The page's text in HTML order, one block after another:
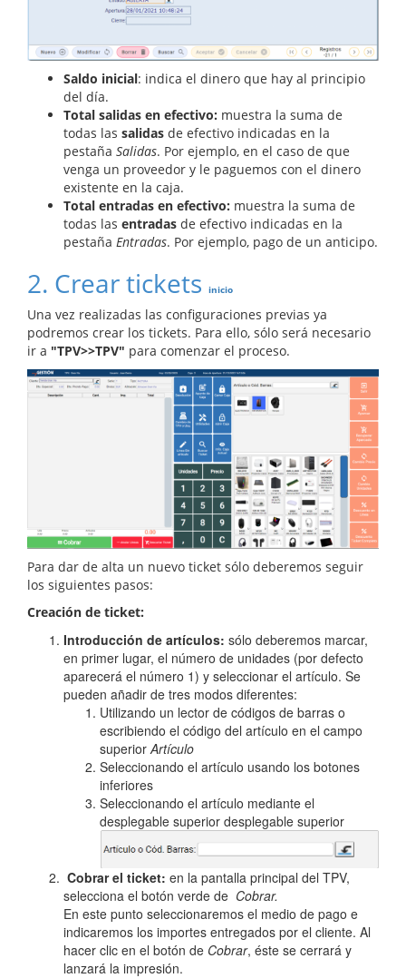
Saldo inicial: indica el dinero que hay al principio
del día.
Total salidas en efectivo: muestra la suma de
todas las salidas de efectivo indicadas en la
pestaña Salidas. Por ejemplo, en el caso de que
venga un proveedor y le paguemos con el dinero
existente en la caja.
Total entradas en efectivo: muestra la suma de
todas las entradas de efectivo indicadas en la
pestaña Entradas. Por ejemplo, pago de un anticipo.
2. Crear tickets inicio
Una vez realizadas las configuraciones previas ya
podremos crear los tickets. Para ello, sólo será necesario
ir a "TPV>>TPV" para comenzar el proceso.
Para dar de alta un nuevo ticket sólo deberemos seguir
los siguientes pasos:
Creación de ticket:
Introducción de artículos: sólo deberemos marcar,
en primer lugar, el número de unidades (por defecto
aparecerá el número 1) y seleccionar el artículo. Se
pueden añadir de tres modos diferentes:
Utilizando un lector de códigos de barras o
escribiendo el código del artículo en el campo
superior Artículo
Seleccionando el artículo usando los botones
inferiores
Seleccionando el artículo mediante el
desplegable superior desplegable superior
Cobrar el ticket: en la pantalla principal del TPV,
selecciona el botón verde de Cobrar.
En este punto seleccionaremos el medio de pago e
indicaremos los importes entregados por el cliente. Al
hacer clic en el botón de Cobrar, éste se cerrará y
lanzará la impresión.